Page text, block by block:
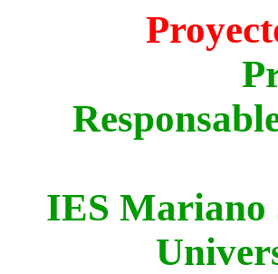
IES Mariano